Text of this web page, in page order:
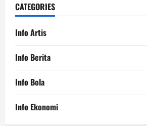
CATEGORIES
Info Artis
Info Berita
Info Bola
Info Ekonomi